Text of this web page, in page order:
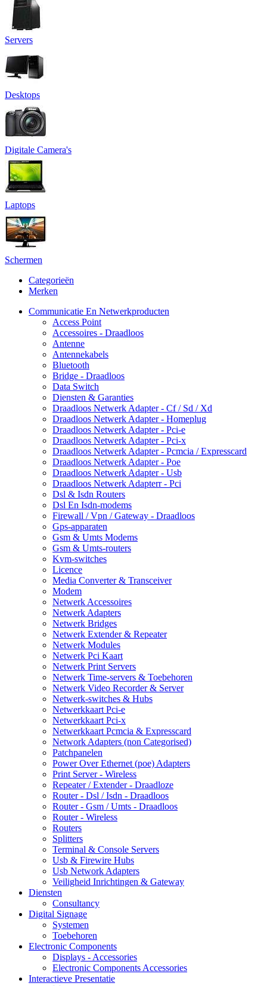
Servers
Desktops
Digitale Camera's
Laptops
Schermen
Categorieën
Merken
Communicatie En Netwerkproducten
Access Point
Accessoires - Draadloos
Antenne
Antennekabels
Bluetooth
Bridge - Draadloos
Data Switch
Diensten & Garanties
Draadloos Netwerk Adapter - Cf / Sd / Xd
Draadloos Netwerk Adapter - Homeplug
Draadloos Netwerk Adapter - Pci-e
Draadloos Netwerk Adapter - Pci-x
Draadloos Netwerk Adapter - Pcmcia / Expresscard
Draadloos Netwerk Adapter - Poe
Draadloos Netwerk Adapter - Usb
Draadloos Netwerk Adapterr - Pci
Dsl & Isdn Routers
Dsl En Isdn-modems
Firewall / Vpn / Gateway - Draadloos
Gps-apparaten
Gsm & Umts Modems
Gsm & Umts-routers
Kvm-switches
Licence
Media Converter & Transceiver
Modem
Netwerk Accessoires
Netwerk Adapters
Netwerk Bridges
Netwerk Extender & Repeater
Netwerk Modules
Netwerk Pci Kaart
Netwerk Print Servers
Netwerk Time-servers & Toebehoren
Netwerk Video Recorder & Server
Netwerk-switches & Hubs
Netwerkkaart Pci-e
Netwerkkaart Pci-x
Netwerkkaart Pcmcia & Expresscard
Network Adapters (non Categorised)
Patchpanelen
Power Over Ethernet (poe) Adapters
Print Server - Wireless
Repeater / Extender - Draadloze
Router - Dsl / Isdn - Draadloos
Router - Gsm / Umts - Draadloos
Router - Wireless
Routers
Splitters
Terminal & Console Servers
Usb & Firewire Hubs
Usb Network Adapters
Veiligheid Inrichtingen & Gateway
Diensten
Consultancy
Digital Signage
Systemen
Toebehoren
Electronic Components
Displays - Accessories
Electronic Components Accessories
Interactieve Presentatie